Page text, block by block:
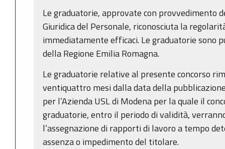
Le graduatorie, approvate con provvedimento
Giuridica del Personale, riconosciuta la
immediatamente efficaci. Le graduatorie sono
della Regione Emilia Romagna.
Le graduatorie relative al presente concorso
ventiquattro mesi dalla data della
per l’Azienda USL di Modena per la quale il
graduatorie, entro il periodo di validità,
l’assegnazione di rapporti di lavoro a tempo
assenza o impedimento del titolare.